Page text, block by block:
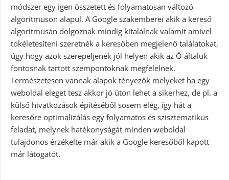
módszer egy igen összetett és folyamatosan változó
algoritmuson alapul. A Google szakemberei akik a kereső
algoritmusán dolgoznak mindig kitalálnak valamit amivel
tökéletesíteni szeretnék a keresőben megjelenő találatokat,
úgy hogy azok szerepeljenek jól helyen akik az Ő általuk
fontosnak tartott szempontoknak megfelelnek.
Természetesen vannak alapok tényezők melyeket ha egy
weboldal eleget tesz akkor jó úton lehet a sikerhez, de pl. a
külső hivatkozások építéséből sosem elég, így hát a
keresőre optimalizálás egy folyamatos és szisztematikus
feladat, melynek hatékonyságát minden weboldal
tulajdonos érzékelte már akik a Google keresőből kapott
már látogatót.